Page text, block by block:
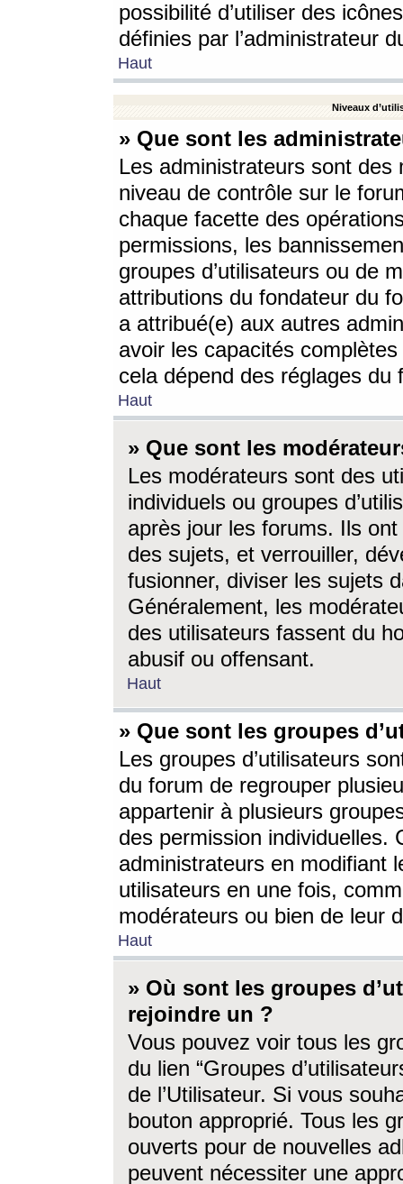
possibilité d’utiliser des
définies par l’administrateur
Haut
Niveaux
» Que sont les
Les administrateurs sont
niveau de contrôle sur le
chaque facette des
permissions, les
groupes d’utilisateurs ou de
attributions du fondateur du
a attribué(e) aux autres
avoir les capacités
cela dépend des réglages du
Haut
» Que sont les
Les modérateurs sont des
individuels ou groupes
après jour les forums. Ils ont
des sujets, et verrouiller,
fusionner, diviser les sujets
Généralement, les
des utilisateurs fassent du
abusif ou offensant.
Haut
» Que sont les groupes
Les groupes d’utilisateurs
du forum de regrouper
appartenir à plusieurs
des permission individuelles.
administrateurs en modifiant
utilisateurs en une fois,
modérateurs ou bien de leur
Haut
» Où sont les groupes
rejoindre un ?
Vous pouvez voir tous les
du lien “Groupes
de l’Utilisateur. Si vous
bouton approprié. Tous les
ouverts pour de nouvelles
peuvent nécessiter une